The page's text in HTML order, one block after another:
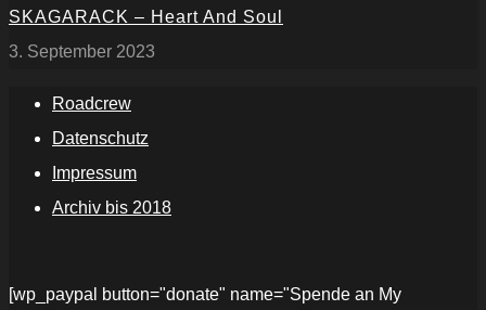
SKAGARACK – Heart And Soul
3. September 2023
Roadcrew
Datenschutz
Impressum
Archiv bis 2018
[wp_paypal button="donate" name="Spende an My